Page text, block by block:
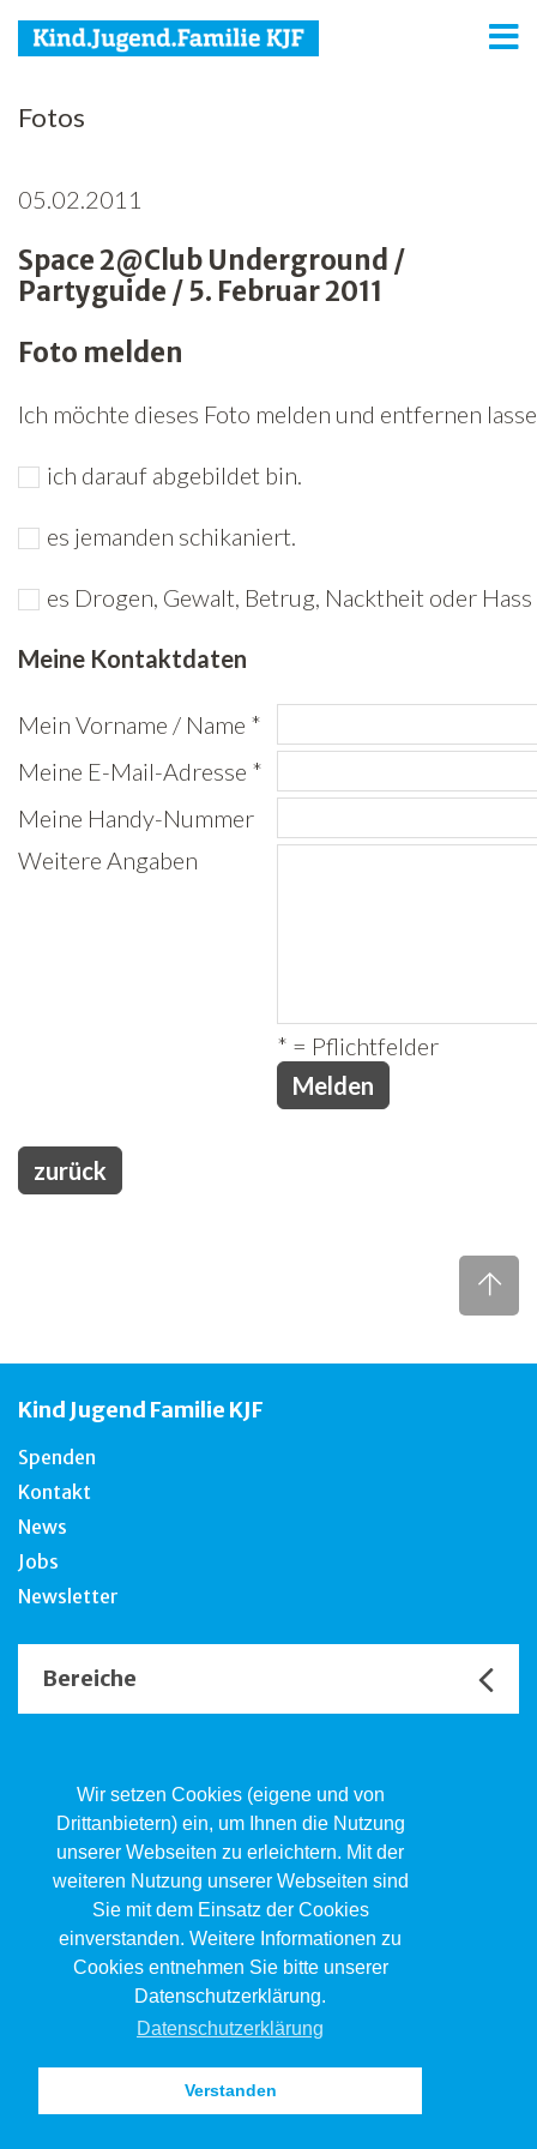
Wir setzen Cookies (eigene und von
Drittanbietern) ein, um Ihnen die Nutzung
unserer Webseiten zu erleichtern. Mit der
weiteren Nutzung unserer Webseiten sind
Sie mit dem Einsatz der Cookies
einverstanden. Weitere Informationen zu
Cookies entnehmen Sie bitte unserer
Datenschutzerklärung.
Datenschutzerklärung
Verstanden
KJF
Jugend
Familie
Netzwerk
Spenden
Jobs
Freiwilligenarbeit
News
Fotos
05.02.2011
Space 2@Club Underground /
Partyguide / 5. Februar 2011
Foto melden
Ich möchte dieses Foto melden und entfernen
ich darauf abgebildet bin.
es jemanden schikaniert.
es Drogen, Gewalt, Betrug, Nacktheit oder
Meine Kontaktdaten
Mein Vorname / Name *
Meine E-Mail-Adresse *
Meine Handy-Nummer
Weitere Angaben
* = Pflichtfelder
zurück
Kind Jugend Familie KJF
Spenden
Kontakt
News
Jobs
Newsletter
Bereiche
Kind.Jugend.Familie KJF
Poststrasse 2, Postfach, 4410 Liestal
061 551 17 77
kjf@jsw.swiss